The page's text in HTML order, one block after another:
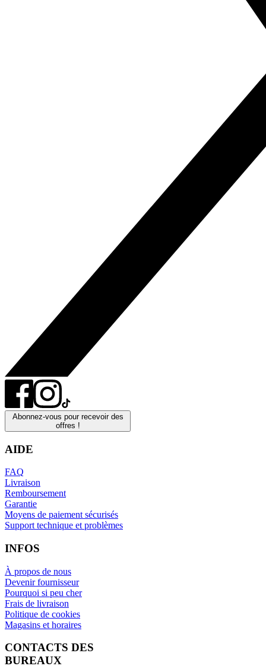
Abonnez-vous pour recevoir des
offres !
AIDE
FAQ
Livraison
Remboursement
Garantie
Moyens de paiement sécurisés
Support technique et problèmes
INFOS
À propos de nous
Devenir fournisseur
Pourquoi si peu cher
Frais de livraison
Politique de cookies
Magasins et horaires
CONTACTS DES
BUREAUX